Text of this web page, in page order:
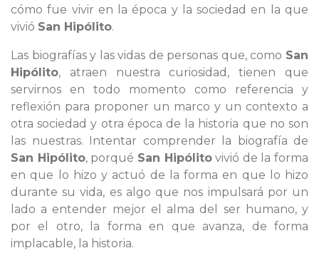
cómo fue vivir en la época y la sociedad en la que
vivió San Hipólito.
Las biografías y las vidas de personas que, como San
Hipólito, atraen nuestra curiosidad, tienen que
servirnos en todo momento como referencia y
reflexión para proponer un marco y un contexto a
otra sociedad y otra época de la historia que no son
las nuestras. Intentar comprender la biografía de
San Hipólito, porqué San Hipólitovivió de la forma
en que lo hizo y actuó de la forma en que lo hizo
durante su vida, es algo que nos impulsará por un
lado a entender mejor el alma del ser humano, y
por el otro, la forma en que avanza, de forma
implacable, la historia.